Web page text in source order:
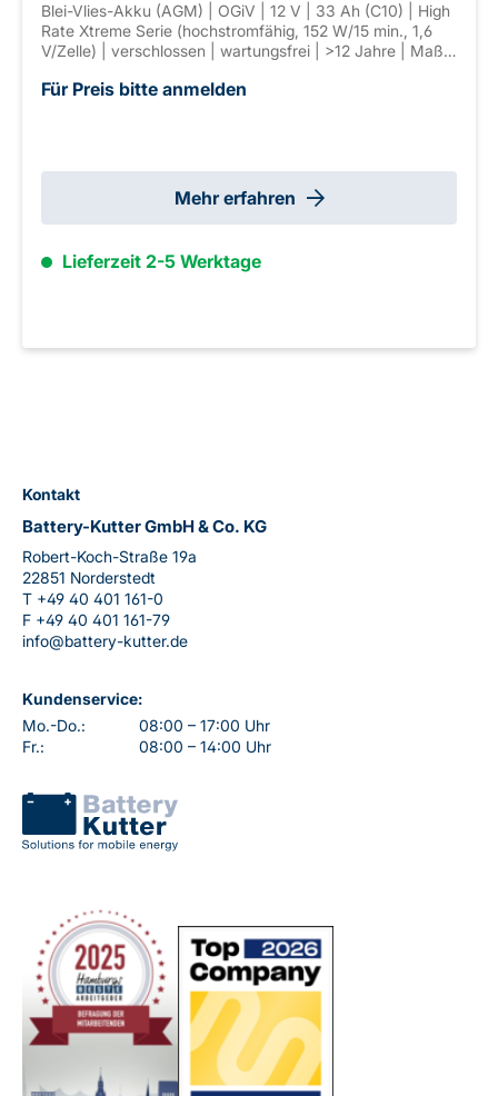
Blei-Vlies-Akku (AGM) | OGiV | 12 V | 33 Ah (C10) | High
Rate Xtreme Serie (hochstromfähig, 152 W/15 min., 1,6
V/Zelle) | verschlossen | wartungsfrei | >12 Jahre | Maße:
Für Preis bitte anmelden
Mehr erfahren
Lieferzeit 2-5 Werktage
Kontakt
Battery-Kutter GmbH & Co. KG
Robert-Koch-Straße 19a
22851 Norderstedt
T +49 40 401 161-0
F +49 40 401 161-79
info@battery-kutter.de
Kundenservice:
Mo.-Do.:
08:00 – 17:00 Uhr
Fr.:
08:00 – 14:00 Uhr